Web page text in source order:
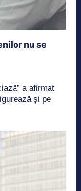
nu se
a afirmat
și pe